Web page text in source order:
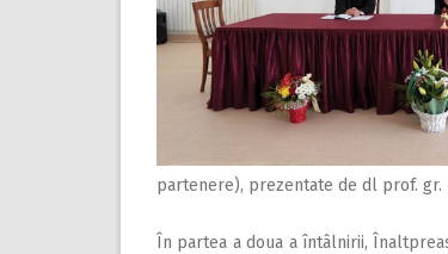
partenere), prezentate de dl prof. gr.
În partea a doua a întâlnirii,